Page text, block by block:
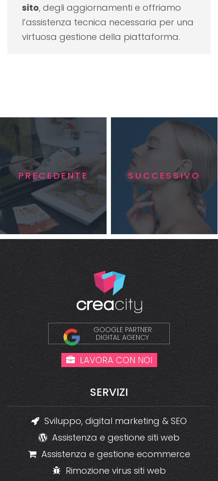
sito, degli aggiornamenti e offriamo
l’assistenza tecnica necessaria per una
virtuosa gestione della piattaforma.
PRECEDENTE SUCCESSIVO
SERVIZI
Sviluppo, digital marketing & SEO
Assistenza e gestione siti web
Assistenza e gestione ecommerce
Rimozione virus siti web
GOOGLE PARTNER
DIGITAL AGENCY
LAVORA CON NOI